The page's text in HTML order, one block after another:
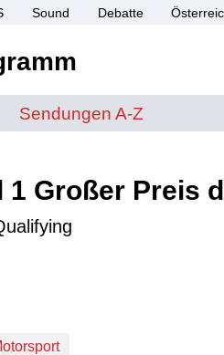
Sound Debatte
Sendungen von A bis Z
Sendungen A-Z
1 Großer Preis